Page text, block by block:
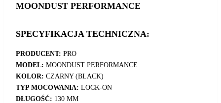
MOONDUST PERFORMANCE
SPECYFIKACJA TECHNICZNA:
PRODUCENT: PRO
MODEL: MOONDUST PERFORMANCE
KOLOR: CZARNY (BLACK)
TYP MOCOWANIA: LOCK-ON
DŁUGOŚĆ: 130 MM